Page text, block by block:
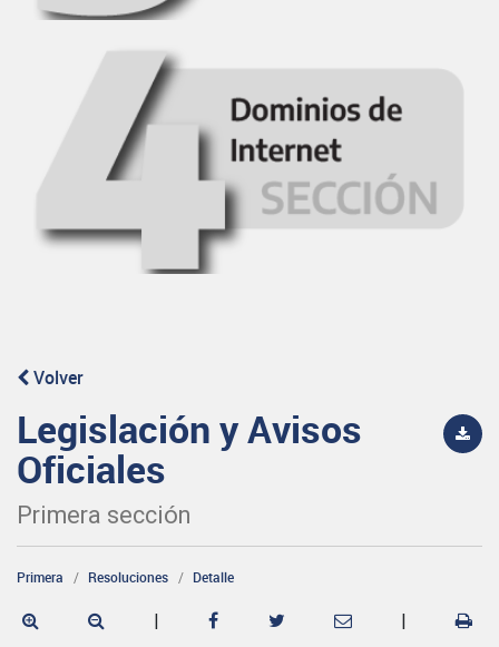
Volver
Legislación y Avisos
Oficiales
Primera sección
Primera Resoluciones Detalle
| |